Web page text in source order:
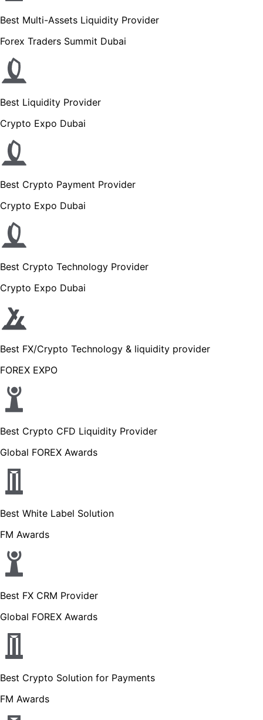
Best Multi-Assets Liquidity Provider
Forex Traders Summit Dubai
Best Liquidity Provider
Crypto Expo Dubai
Best Crypto Payment Provider
Crypto Expo Dubai
Best Crypto Technology Provider
Crypto Expo Dubai
Best FX/Crypto Technology & liquidity provider
FOREX EXPO
Best Crypto CFD Liquidity Provider
Global FOREX Awards
Best White Label Solution
FM Awards
Best FX CRM Provider
Global FOREX Awards
Best Crypto Solution for Payments
FM Awards